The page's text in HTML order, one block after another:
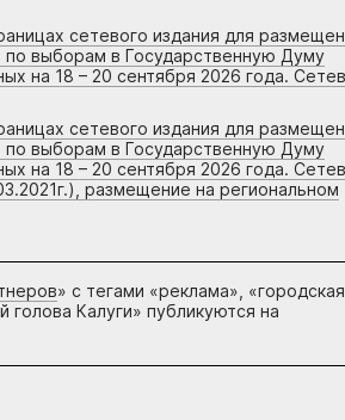
сетевого издания для
по выборам в Государственную Думу
на 18 – 20 сентября 2026 года.
сетевого издания для
по выборам в Государственную Думу
на 18 – 20 сентября 2026 года.
размещение на региональном
» с тегами «реклама», «городская
голова Калуги» публикуются на